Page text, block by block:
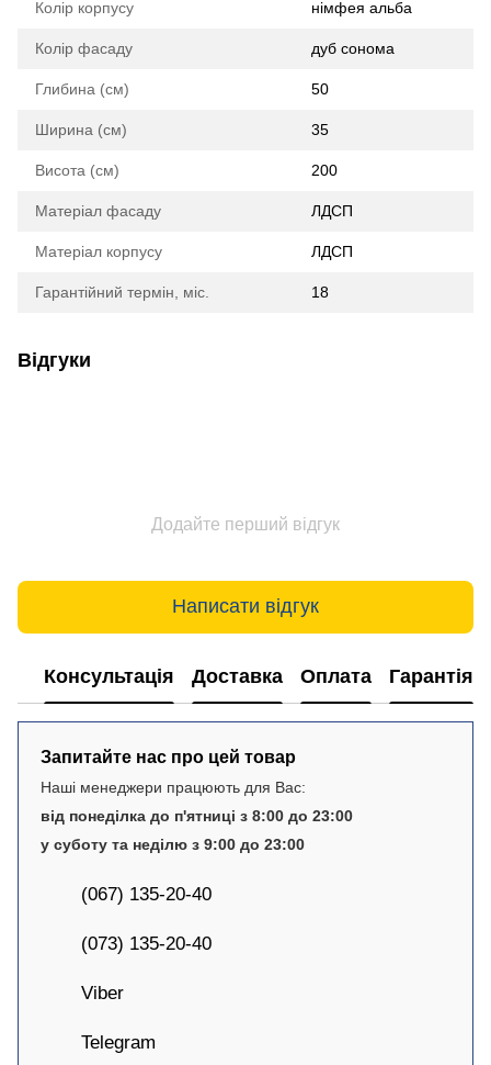
Колір корпусу німфея альба
Колір фасаду дуб сонома
Глибина (см) 50
Ширина (см) 35
Висота (см) 200
Матеріал фасаду ЛДСП
Матеріал корпусу ЛДСП
Гарантійний термін, міс. 18
Відгуки
Додайте перший відгук
Написати відгук
Консультація Доставка Оплата Гарантія
Запитайте нас про цей товар
Наші менеджери працюють для Вас:
від понеділка до п'ятниці з 8:00 до 23:00
у суботу та неділю з 9:00 до 23:00
(067) 135-20-40
(073) 135-20-40
Viber
Telegram